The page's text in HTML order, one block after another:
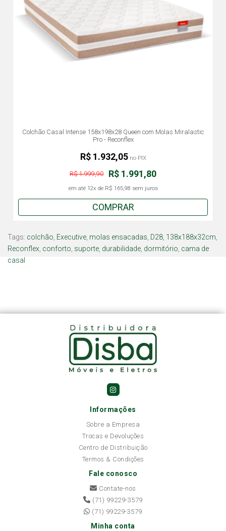
Colchão Casal Intense 158x198x28 Queen com Molas Miralastic
Pro - Reconflex
R$ 1.991,80
R$ 1.999,90
em até 12x de R$ 165,98 sem juros
R$ 1.932,05no PIX
COMPRAR
Tags: colchão Executive molas ensacadas D28 138x188x32cm
Reconflex conforto suporte durabilidade dormitório cama de
casal
Informações
Sobre a Empresa
Trocas e Devoluções
Centro de Distribuição
Termos & Condições
Fale conosco
Contate-nos
(71) 99229-3579
(71) 99229-3579
Minha conta